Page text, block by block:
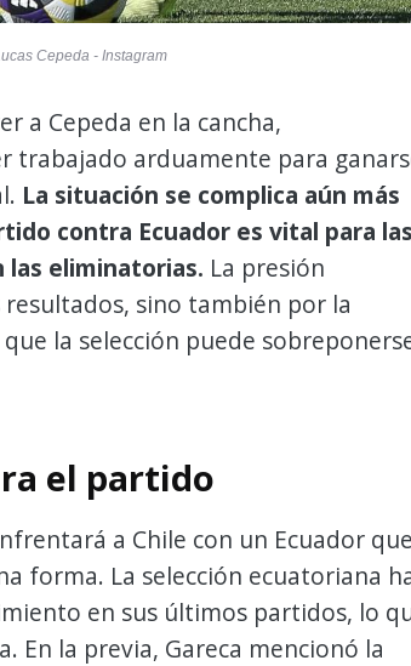
Cepeda - Instagram
a Cepeda en la cancha,
trabajado arduamente para
La situación se complica aún más
contra Ecuador es vital para las
las eliminatorias. La presión
sino también por la
la selección puede
el partido
a Chile con un Ecuador que
forma. La selección ecuatoriana
en sus últimos partidos, lo
En la previa, Gareca mencionó la